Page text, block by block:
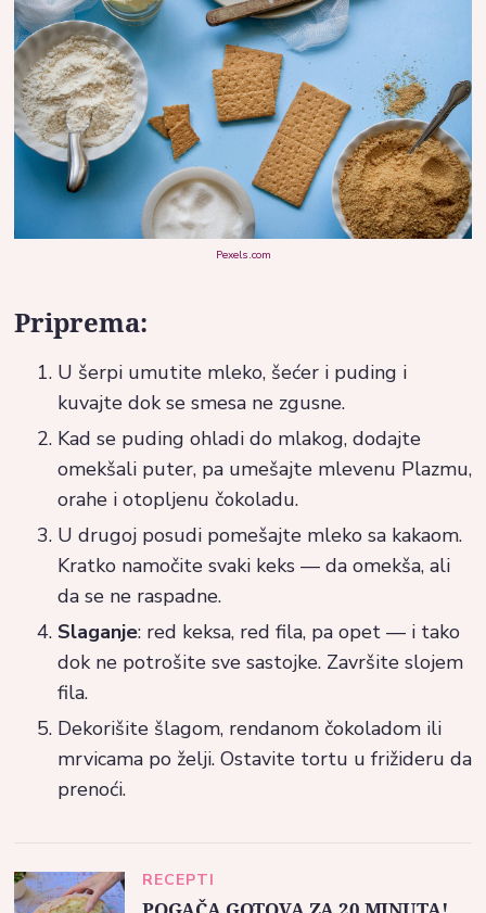
Pexels.com
Priprema:
U šerpi umutite mleko, šećer i puding i
kuvajte dok se smesa ne zgusne.
Kad se puding ohladi do mlakog, dodajte
omekšali puter, pa umešajte mlevenu Plazmu,
orahe i otopljenu čokoladu.
U drugoj posudi pomešajte mleko sa kakaom.
Kratko namočite svaki keks — da omekša, ali
da se ne raspadne.
Slaganje: red keksa, red fila, pa opet — i tako
dok ne potrošite sve sastojke. Završite slojem
fila.
Dekorišite šlagom, rendanom čokoladom ili
mrvicama po želji. Ostavite tortu u frižideru da
prenoći.
RECEPTI